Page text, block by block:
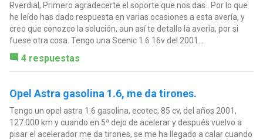
Rverdial, Primero agradecerte el soporte que nos das.. Por lo que
he leído has dado respuesta en varias ocasiones a esta avería, y
creo que conozco la solución, aun así te detallo la avería, por si
fuese otra cosa. Tengo una Scenic 1.6 16v del 2001...
4 respuestas
Opel Astra gasolina 1.6, me da tirones.
Tengo un opel astra 1.6 gasolina, ecotec, 85 cv, del años 2001,
127.000 km y cuando en 5ª dejo de acelerar y después vuelvo a
pisar el acelerador me da tirones, se me ha llegado a calar cuando